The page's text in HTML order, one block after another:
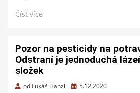
Číst více
Pozor na pesticidy na
Odstraní je jednoduchá
složek
od Lukáš Hanzl
Zveřejněno
5.12.2020